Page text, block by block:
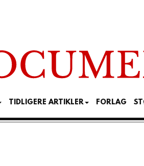
TIDLIGERE ARTIKLER FORLAG